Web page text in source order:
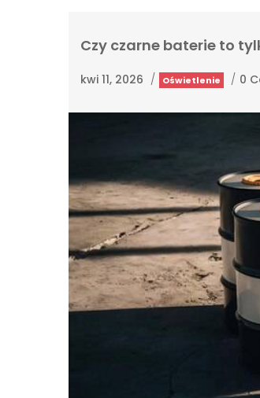
Czy czarne baterie to
kwi 11, 2026 / Oświetlenie / 0